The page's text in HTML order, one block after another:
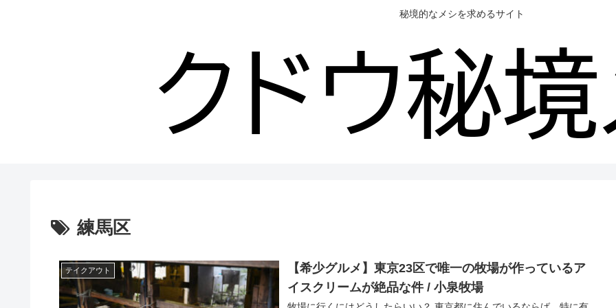
秘境的なメシを求めるサイト
練馬区
テイクアウト
【希少グルメ】東京23区で唯一の牧場が作っているア
イスクリームが絶品な件 / 小泉牧場